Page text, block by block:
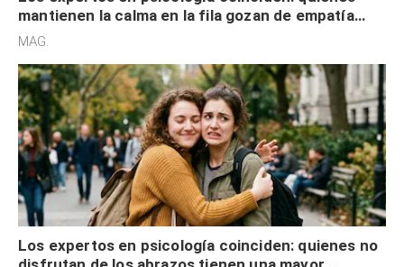
mantienen la calma en la fila gozan de empatía
cognitiva, gratitud y no solo tienen autocontrol
MAG.
Los expertos en psicología coinciden: quienes no